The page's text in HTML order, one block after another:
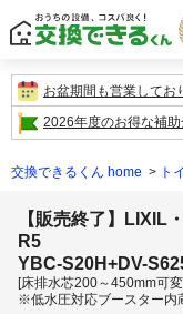
お盆期間も営業してお
2026年度のお得な補助
交換できるくん home ト
【販売終了】LIXIL
R5
YBC-S20H+DV-
[床排水芯200～450mm可
※低水圧対応ブースター内